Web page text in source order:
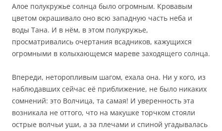
Алое полукружье солнца было огромным. Кровавым
цветом окрашивало оно всю западную часть неба и
воды Тана. И в нём, в этом полукружье,
просматривались очертания всадников, кажущихся
огромными в колыхающемся мареве заходящего солнца.
Впереди, неторопливым шагом, ехала она. Ни у кого, из
наблюдавших сейчас её приближение, не было никаких
сомнений: это Волчица, та самая! И уверенность эта
возникала не оттого, что на макушке торчком стояли
острые волчьи уши, а за плечами и спиной угадывалась